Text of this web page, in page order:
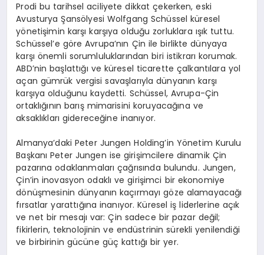
Prodi bu tarihsel aciliyete dikkat çekerken, eski
Avusturya Şansölyesi Wolfgang Schüssel küresel
yönetişimin karşı karşıya olduğu zorluklara ışık tuttu.
Schüssel’e göre Avrupa’nın Çin ile birlikte dünyaya
karşı önemli sorumluluklarından biri istikrarı korumak.
ABD’nin başlattığı ve küresel ticarette çalkantılara yol
açan gümrük vergisi savaşlarıyla dünyanın karşı
karşıya olduğunu kaydetti. Schüssel, Avrupa-Çin
ortaklığının barış mimarisini koruyacağına ve
aksaklıkları gidereceğine inanıyor.
Almanya’daki Peter Jungen Holding’in Yönetim Kurulu
Başkanı Peter Jungen ise girişimcilere dinamik Çin
pazarına odaklanmaları çağrısında bulundu. Jungen,
Çin’in inovasyon odaklı ve girişimci bir ekonomiye
dönüşmesinin dünyanın kaçırmayı göze alamayacağı
fırsatlar yarattığına inanıyor. Küresel iş liderlerine açık
ve net bir mesajı var: Çin sadece bir pazar değil;
fikirlerin, teknolojinin ve endüstrinin sürekli yenilendiği
ve birbirinin gücüne güç kattığı bir yer.